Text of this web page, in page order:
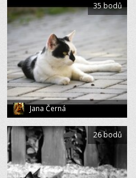
Jana Černá
35 bodů
26 bodů